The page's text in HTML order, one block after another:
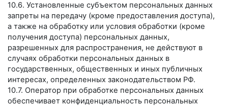
10.6. Установленные субъектом персональных данных
запреты на передачу (кроме предоставления доступа),
а также на обработку или условия обработки (кроме
получения доступа) персональных данных,
разрешенных для распространения, не действуют в
случаях обработки персональных данных в
государственных, общественных и иных публичных
интересах, определенных законодательством РФ.
10.7. Оператор при обработке персональных данных
обеспечивает конфиденциальность персональных